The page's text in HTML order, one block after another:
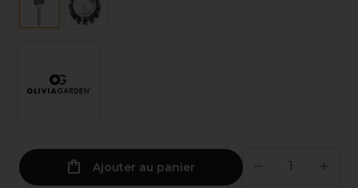
Ajouter au panier